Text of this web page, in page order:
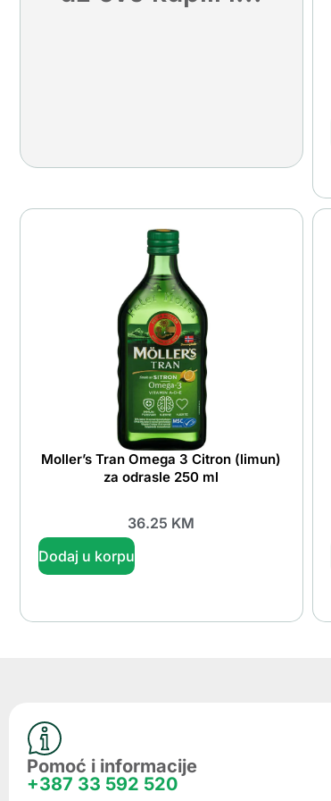
Moller’s Tran Omega 3 Citron (limun)
za odrasle 250 ml
36.25 KM
Dodaj u korpu
Pomoć i informacije
+387 33 592 520